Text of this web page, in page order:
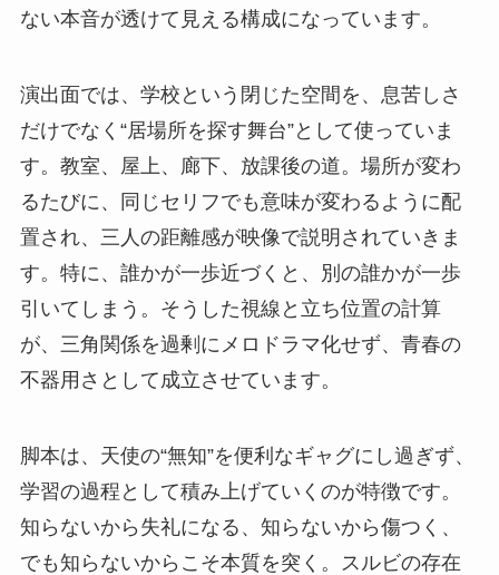
ない本音が透けて見える構成になっています。
演出面では、学校という閉じた空間を、息苦しさ
だけでなく“居場所を探す舞台”として使っていま
す。教室、屋上、廊下、放課後の道。場所が変わ
るたびに、同じセリフでも意味が変わるように配
置され、三人の距離感が映像で説明されていきま
す。特に、誰かが一歩近づくと、別の誰かが一歩
引いてしまう。そうした視線と立ち位置の計算
が、三角関係を過剰にメロドラマ化せず、青春の
不器用さとして成立させています。
脚本は、天使の“無知”を便利なギャグにし過ぎず、
学習の過程として積み上げていくのが特徴です。
知らないから失礼になる、知らないから傷つく、
でも知らないからこそ本質を突く。スルビの存在